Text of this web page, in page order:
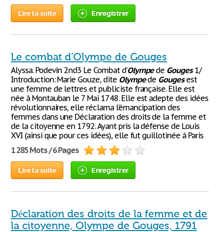
Lire la suite Enregistrer
Le combat d'Olympe de Gouges
Alyssa. Podevin 2nd3 Le Combat d’Olympede Gouges1/
Introduction: Marie Gouze, dite Olympede Gougesest
une femme de lettres et publiciste française. Elle est
née à Montauban le 7 Mai 1748. Elle est adepte des idées
révolutionnaires, elle réclama l’émancipation des
femmes dans une Déclaration des droits de la femme et
de la citoyenne en 1792. Ayant pris la défense de Louis
XVI (ainsi que pour ces idées), elle fut guillotinée à Paris
1 285 Mots / 6 Pages
Lire la suite Enregistrer
Déclaration des droits de la femme et de
la citoyenne, Olympe de Gouges, 1791